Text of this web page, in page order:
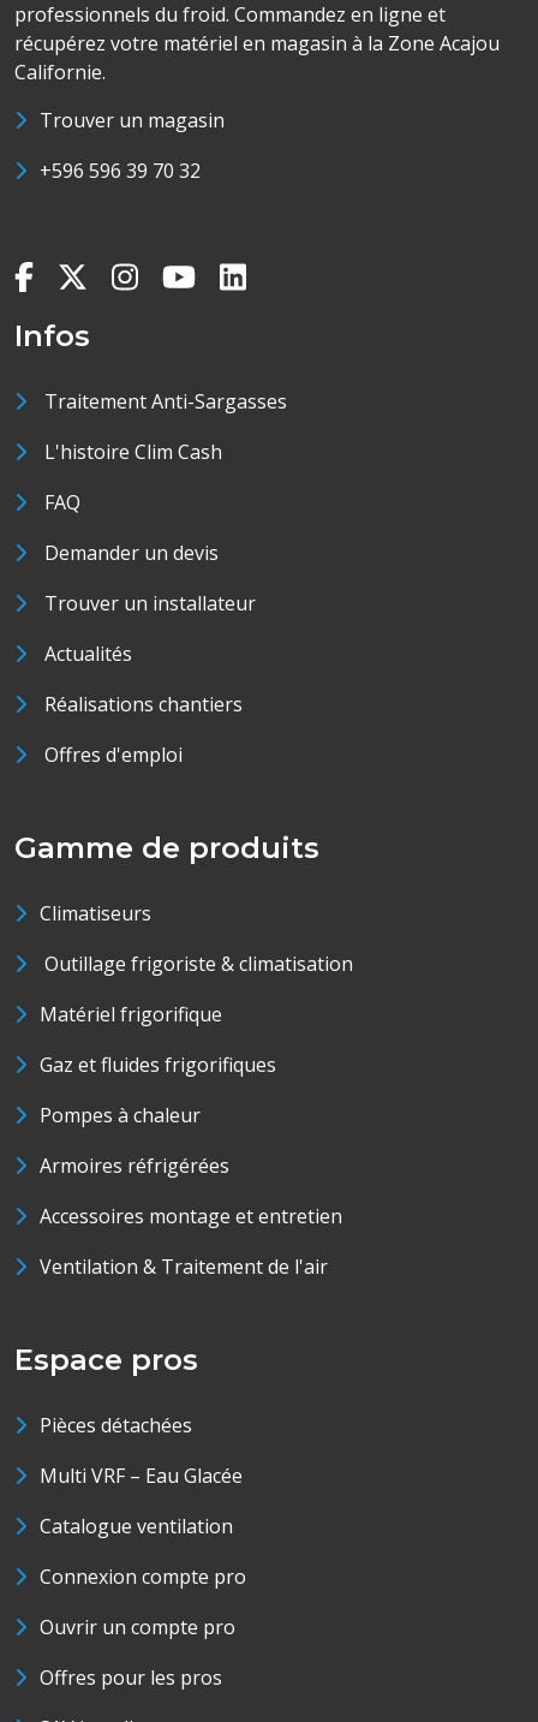
professionnels du froid. Commandez en ligne et
récupérez votre matériel en magasin à la Zone Acajou
Californie.
Trouver un magasin
+596 596 39 70 32
Infos
Traitement Anti-Sargasses
L'histoire Clim Cash
FAQ
Demander un devis
Trouver un installateur
Actualités
Réalisations chantiers
Offres d'emploi
Gamme de produits
Climatiseurs
Outillage frigoriste & climatisation
Matériel frigorifique
Gaz et fluides frigorifiques
Pompes à chaleur
Armoires réfrigérées
Accessoires montage et entretien
Ventilation & Traitement de l'air
Espace pros
Pièces détachées
Multi VRF – Eau Glacée
Catalogue ventilation
Connexion compte pro
Ouvrir un compte pro
Offres pour les pros